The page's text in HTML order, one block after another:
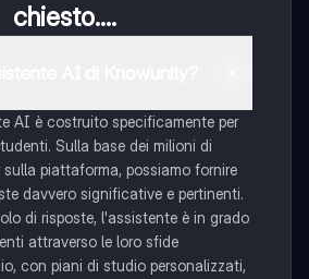
chiesto....
AI è costruito specificamente per
Sulla base dei milioni di
piattaforma, possiamo fornire
davvero significative e pertinenti.
di risposte, l'assistente è in grado
attraverso le loro sfide
con piani di studio personalizzati,